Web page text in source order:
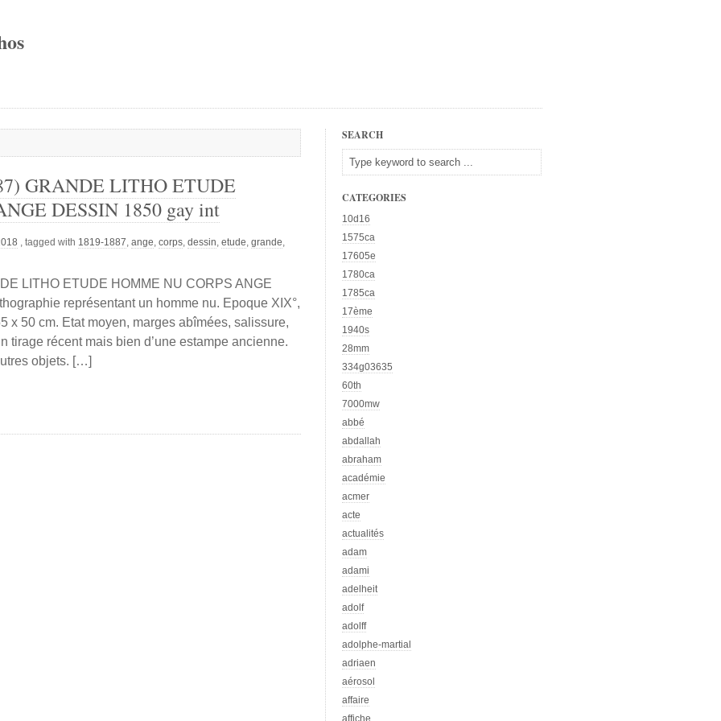
GRANDE LITHO ETUDE
DESSIN 1850 gay int
, tagged with 1819-1887, ange, corps, dessin, etude, grande,
LITHO ETUDE HOMME NU CORPS ANGE
représentant un homme nu. Epoque XIX°,
x 50 cm. Etat moyen, marges abîmées, salissure,
tirage récent mais bien d’une estampe ancienne.
objets. […]
SEARCH
CATEGORIES
10d16
1575ca
17605e
1780ca
1785ca
17ème
1940s
28mm
334g03635
60th
7000mw
abbé
abdallah
abraham
académie
acmer
acte
actualités
adam
adami
adelheit
adolf
adolff
adolphe-martial
adriaen
aérosol
affaire
affiche